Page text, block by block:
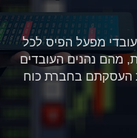
מפעל הפיס לכל
מהם נהנים העובדים
העסקתם בחברת כוח